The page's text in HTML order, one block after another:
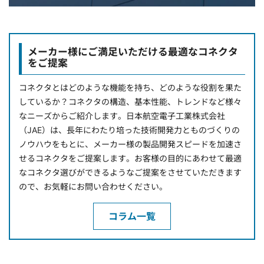
メーカー様にご満足いただける最適なコネクタ
をご提案
コネクタとはどのような機能を持ち、どのような役割を果た
しているか？コネクタの構造、基本性能、トレンドなど様々
なニーズからご紹介します。日本航空電子工業株式会社
（JAE）は、長年にわたり培った技術開発力とものづくりの
ノウハウをもとに、メーカー様の製品開発スピードを加速さ
せるコネクタをご提案します。お客様の目的にあわせて最適
なコネクタ選びができるようなご提案をさせていただきます
ので、お気軽にお問い合わせください。
コラム一覧